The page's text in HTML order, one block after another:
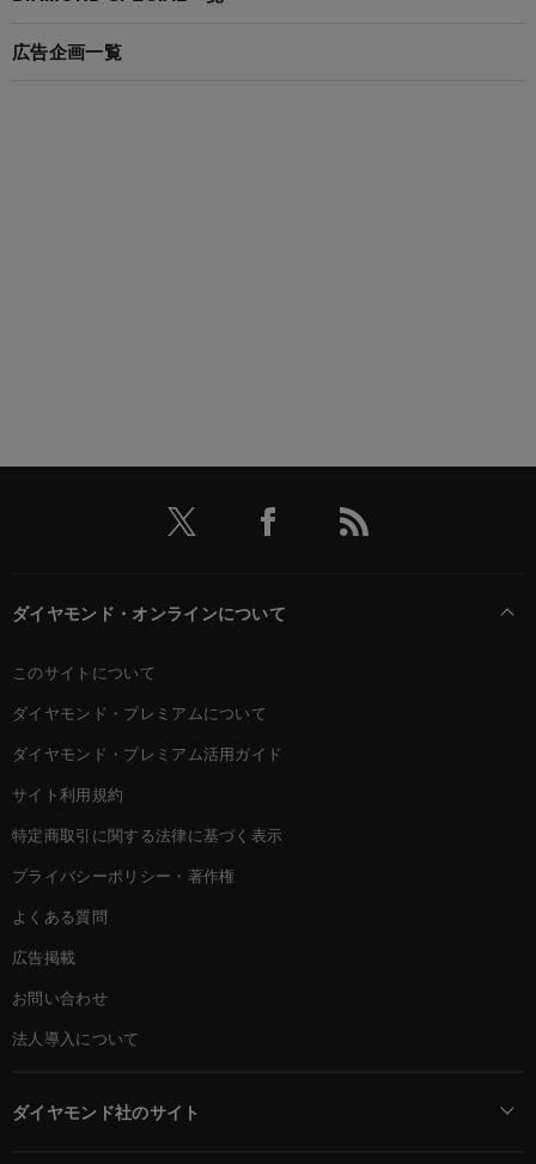
広告企画一覧
ダイヤモンド・オンラインについて
このサイトについて
ダイヤモンド・プレミアムについて
ダイヤモンド・プレミアム活用ガイド
サイト利用規約
特定商取引に関する法律に基づく表示
プライバシーポリシー・著作権
よくある質問
広告掲載
お問い合わせ
法人導入について
ダイヤモンド社のサイト